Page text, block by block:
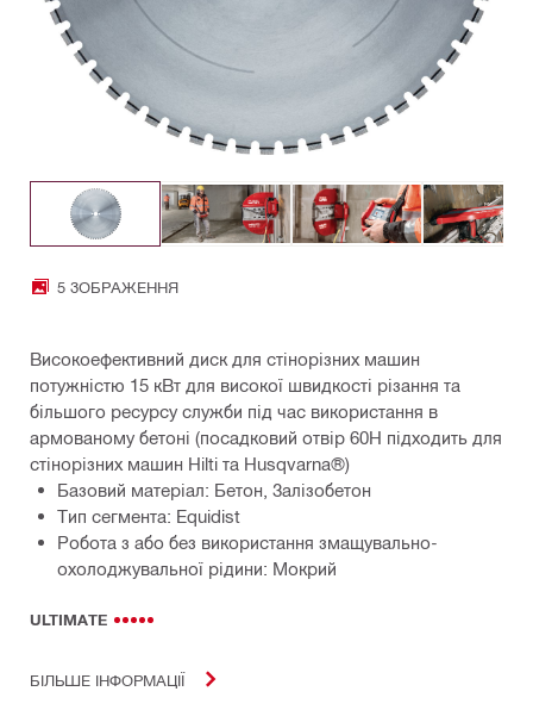
5 ЗОБРАЖЕННЯ
Високоефективний диск для стінорізних машин
потужністю 15 кВт для високої швидкості різання та
більшого ресурсу служби під час використання в
армованому бетоні (посадковий отвір 60H підходить для
стінорізних машин Hilti та Husqvarna®)
Базовий матеріал: Бетон, Залізобетон
Тип сегмента: Equidist
Робота з або без використання змащувально-
охолоджувальної рідини: Мокрий
ULTIMATE
БІЛЬШЕ ІНФОРМАЦІЇ